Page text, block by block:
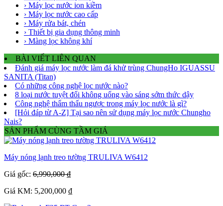
› Máy lọc nước ion kiềm
› Máy lọc nước cao cấp
› Máy rửa bát, chén
› Thiết bị gia dụng thông minh
› Màng lọc không khí
BÀI VIẾT LIÊN QUAN
Đánh giá máy lọc nước làm đá khử trùng ChungHo IGUASSU
SANITA (Titan)
Có những công nghệ lọc nước nào?
8 loại nước tuyệt đối không uống vào sáng sớm thức dậy
Công nghệ thẩm thấu ngược trong máy lọc nước là gì?
[Hỏi đáp từ A-Z] Tại sao nên sử dụng máy lọc nước Chungho
Nais?
SẢN PHẨM CÙNG TẦM GIÁ
Máy nóng lạnh treo tường TRULIVA W6412
Giá gốc: 6,990,000 ₫
Giá KM: 5,200,000 ₫